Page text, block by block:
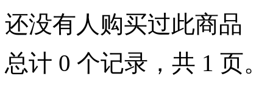
还没有人购买过此商品
总计 0 个记录，共 1 页。